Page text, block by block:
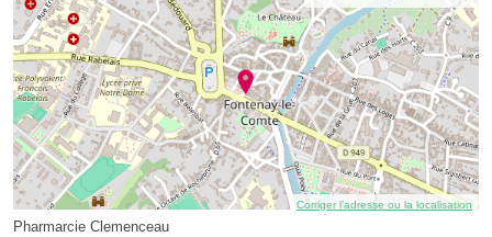
Corriger l’adresse ou la localisation
Pharmarcie Clemenceau